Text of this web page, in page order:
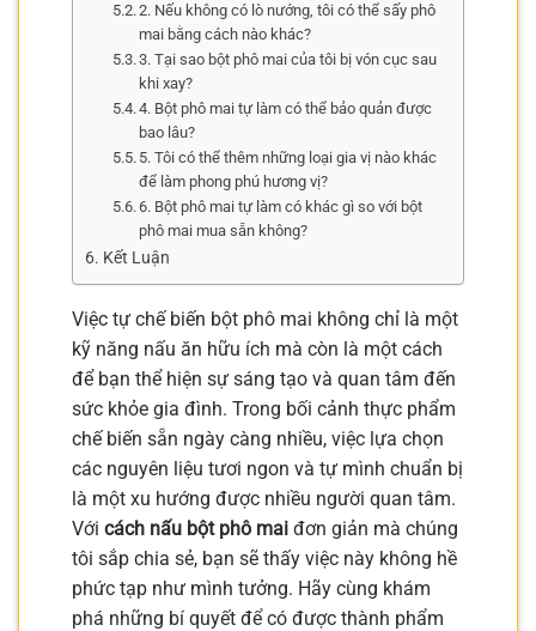
2. Nếu không có lò nướng, tôi có thể sấy phô
mai bằng cách nào khác?
3. Tại sao bột phô mai của tôi bị vón cục sau
khi xay?
4. Bột phô mai tự làm có thể bảo quản được
bao lâu?
5. Tôi có thể thêm những loại gia vị nào khác
để làm phong phú hương vị?
6. Bột phô mai tự làm có khác gì so với bột
phô mai mua sẵn không?
Kết Luận
Việc tự chế biến bột phô mai không chỉ là một
kỹ năng nấu ăn hữu ích mà còn là một cách
để bạn thể hiện sự sáng tạo và quan tâm đến
sức khỏe gia đình. Trong bối cảnh thực phẩm
chế biến sẵn ngày càng nhiều, việc lựa chọn
các nguyên liệu tươi ngon và tự mình chuẩn bị
là một xu hướng được nhiều người quan tâm.
Với cách nấu bột phô mai đơn giản mà chúng
tôi sắp chia sẻ, bạn sẽ thấy việc này không hề
phức tạp như mình tưởng. Hãy cùng khám
phá những bí quyết để có được thành phẩm